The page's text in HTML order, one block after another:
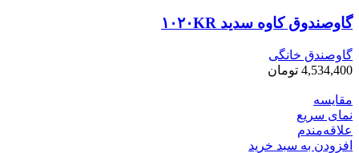
گاوصندوق کاوه سدید ۱۰۲۰KR
گاوصندق خانگی
4,534,400 تومان
مقایسه
نمای سریع
علاقه‌مندم
افزودن به سبد خرید